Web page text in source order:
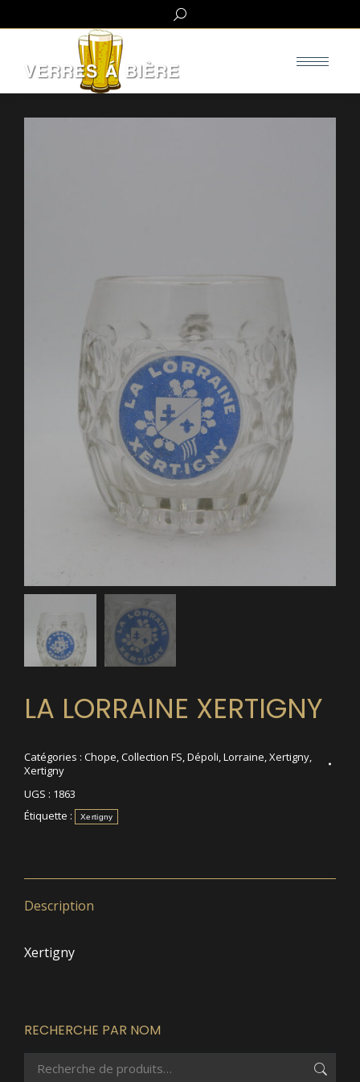
Search:
LA LORRAINE XERTIGNY
Catégories : Chope Collection FS Dépoli Lorraine Xertigny
Xertigny
UGS : 1863
Étiquette :
Xertigny
Description
Xertigny
RECHERCHE PAR NOM